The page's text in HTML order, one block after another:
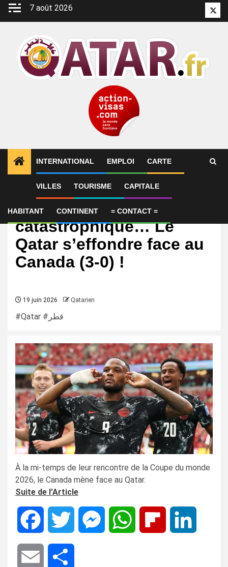
Aller
7 août 2026
INTERNATIONAL EMPLOI CARTE
VILLES TOURISME CAPITALE
HABITANT CONTINENT = CONTACT =
International
En vidéo : une mi-temps
catastrophique… Le
Qatar s’effondre face au
Canada (3-0) !
19 juin 2026 Qatarien
#Qatar #قطر
À la mi-temps de leur rencontre de la Coupe du monde
2026, le Canada mène face au Qatar.
Suite de l’Article
Facebook Twitter MessengerWhatsApp Flipboard
Email